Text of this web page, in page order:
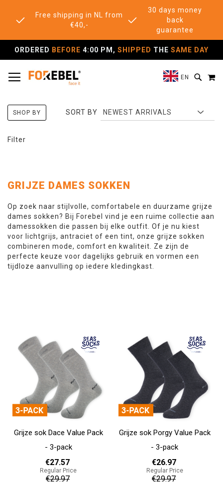
Free shipping in NL from
€40,-
30 days money
back
guarantee
ORDERED BEFORE 4:00 PM, SHIPPED THE SAME DAY
EN
GRIJZE DAMES SOKKEN
Op zoek naar stijlvolle, comfortabele en duurzame grijze
dames sokken? Bij Forebel vind je een ruime collectie aan
damessokken die passen bij elke outfit. Of je nu kiest
voor lichtgrijs, antraciet of een tint, onze grijze sokken
combineren mode, comfort en kwaliteit. Ze zijn de
perfecte keuze voor dagelijks gebruik en vormen een
tijdloze aanvulling op iedere kledingkast.
SORT BY
Grijze sok Dace Value Pack
- 3-pack
€27.57
Regular Price
€29.97
Grijze sok Porgy Value Pack
- 3-pack
€26.97
Regular Price
€29.97
Filter
SHOP BY